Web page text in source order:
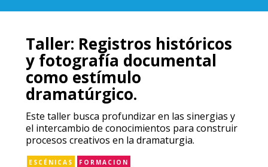
Taller: Registros históricos
y fotografía documental
como estímulo
dramatúrgico.
Este taller busca profundizar en las sinergias y
el intercambio de conocimientos para construir
procesos creativos en la dramaturgia.
ESCÉNICAS FORMACION